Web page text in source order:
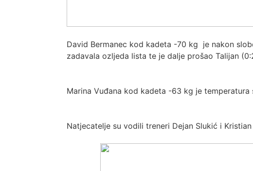
David Bermanec kod kadeta -70 kg je nakon
zadavala ozljeda lista te je dalje prošao Talijan
Marina Vuđana kod kadeta -63 kg je
Natjecatelje su vodili treneri Dejan Slukić i